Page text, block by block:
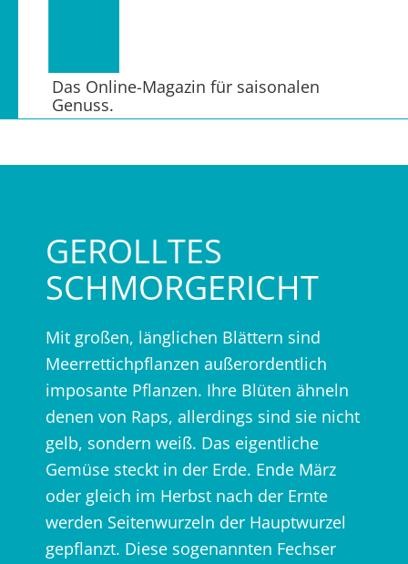
Das Online-Magazin für saisonalen
Genuss.
GEROLLTES
SCHMORGERICHT
Mit großen, länglichen Blättern sind
Meerrettichpflanzen außerordentlich
imposante Pflanzen. Ihre Blüten ähneln
denen von Raps, allerdings sind sie nicht
gelb, sondern weiß. Das eigentliche
Gemüse steckt in der Erde. Ende März
oder gleich im Herbst nach der Ernte
werden Seitenwurzeln der Hauptwurzel
gepflanzt. Diese sogenannten Fechser